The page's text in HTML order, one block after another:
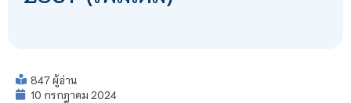
847 ผู้อ่าน
10 กรกฎาคม 2024